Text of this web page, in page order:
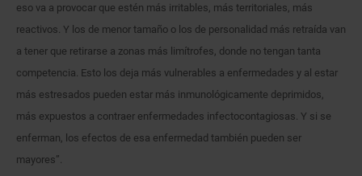
eso va a provocar que estén más irritables, más territoriales, más
reactivos. Y los de menor tamaño o los de personalidad más retraída van
a tener que retirarse a zonas más limítrofes, donde no tengan tanta
competencia. Esto los deja más vulnerables a enfermedades y al estar
más estresados pueden estar más inmunológicamente deprimidos,
más expuestos a contraer enfermedades infectocontagiosas. Y si se
enferman, los efectos de esa enfermedad también pueden ser
mayores”.